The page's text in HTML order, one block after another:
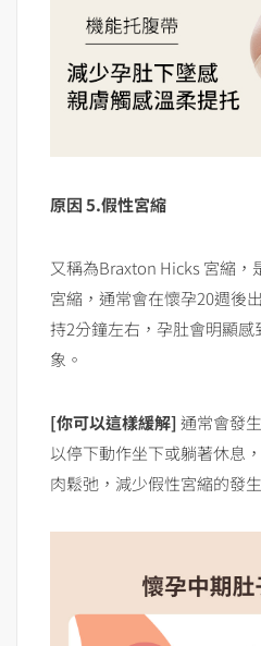
原因 5.假性宮縮
又稱為Braxton Hicks 宮縮，
宮縮，通常會在懷孕20週後
持2分鐘左右，孕肚會明顯
象。
[你可以這樣緩解]通常會發
以停下動作坐下或躺著休息
肉鬆弛，減少假性宮縮的發生